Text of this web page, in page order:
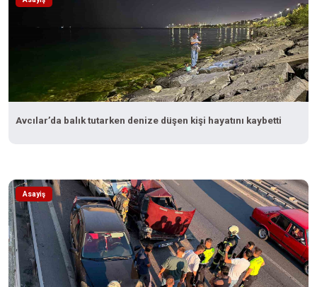
Avcılar’da balık tutarken denize düşen kişi hayatını kaybetti
Asayiş